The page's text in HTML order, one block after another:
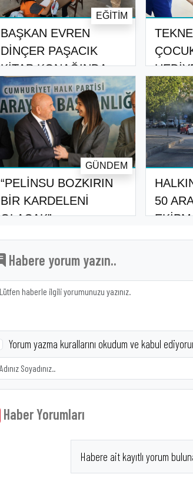
BAŞKAN EVREN
DİNÇER PAŞACIK
KİTAP KONAĞINDA
ÖĞRENC..
EĞITIM
“PELİNSU BOZKIRIN
BİR KARDELENİ
OLACAK”
GÜNDEM
50
Habere yorum yazın..
Yorum yazma kurallarını okudum ve kabul
Haber Yorumları
Habere ait kayıtlı yorum